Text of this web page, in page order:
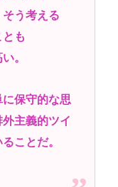
う考える
も
。
保守的な思
主義的ツイ
ことだ。